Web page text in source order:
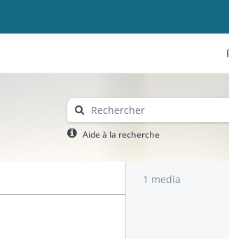
Aide à la recherche
1 media